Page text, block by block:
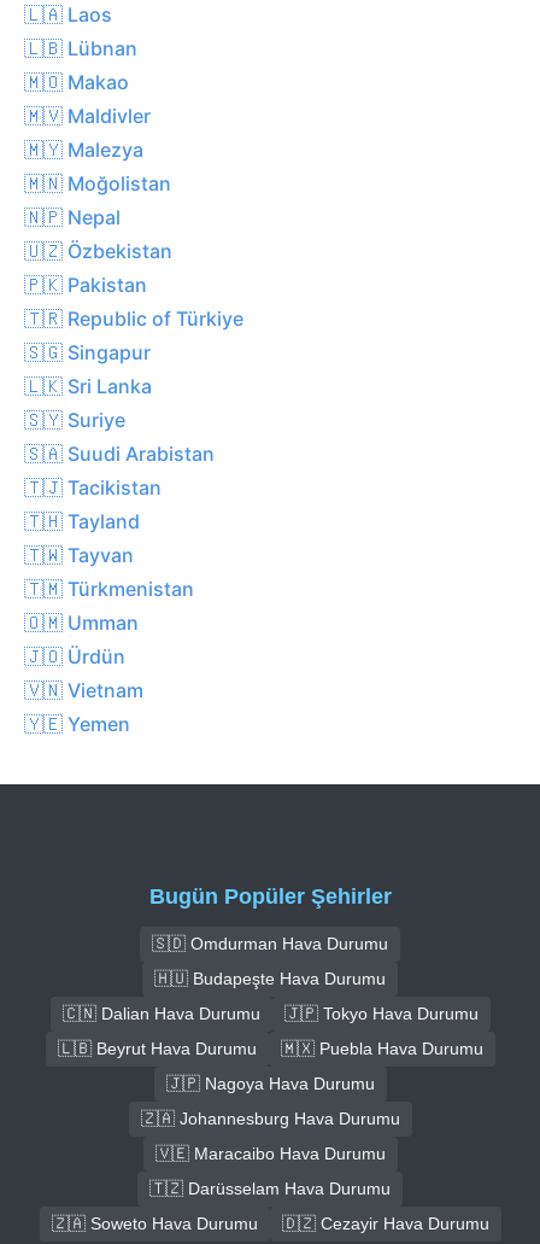
🇱🇦 Laos
🇱🇧 Lübnan
🇲🇴 Makao
🇲🇻 Maldivler
🇲🇾 Malezya
🇲🇳 Moğolistan
🇳🇵 Nepal
🇺🇿 Özbekistan
🇵🇰 Pakistan
🇹🇷 Republic of Türkiye
🇸🇬 Singapur
🇱🇰 Sri Lanka
🇸🇾 Suriye
🇸🇦 Suudi Arabistan
🇹🇯 Tacikistan
🇹🇭 Tayland
🇹🇼 Tayvan
🇹🇲 Türkmenistan
🇴🇲 Umman
🇯🇴 Ürdün
🇻🇳 Vietnam
🇾🇪 Yemen
Bugün Popüler Şehirler
🇸🇩 Omdurman Hava Durumu
🇭🇺 Budapeşte Hava Durumu
🇨🇳 Dalian Hava Durumu
🇯🇵 Tokyo Hava Durumu
🇱🇧 Beyrut Hava Durumu
🇲🇽 Puebla Hava Durumu
🇯🇵 Nagoya Hava Durumu
🇿🇦 Johannesburg Hava Durumu
🇻🇪 Maracaibo Hava Durumu
🇹🇿 Darüsselam Hava Durumu
🇿🇦 Soweto Hava Durumu
🇩🇿 Cezayir Hava Durumu